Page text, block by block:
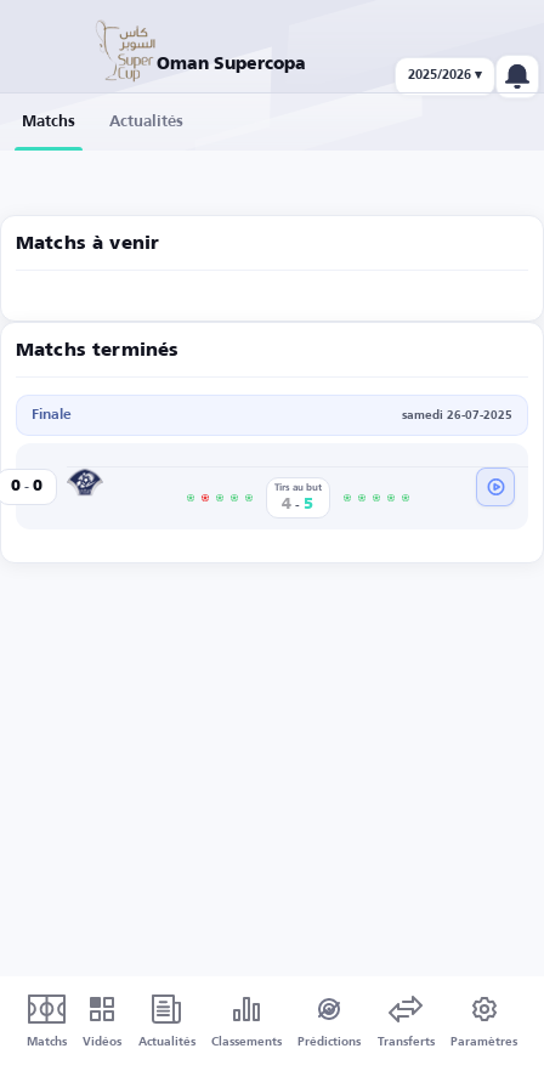
Oman Supercopa
2025/2026 ▾
Matchs Actualités
Matchs à venir
Matchs terminés
Finale samedi 26-07-2025
0 - 0 Tirs au but
4 - 5
Matchs Vidéos Actualités Classements Prédictions Transferts Paramètres